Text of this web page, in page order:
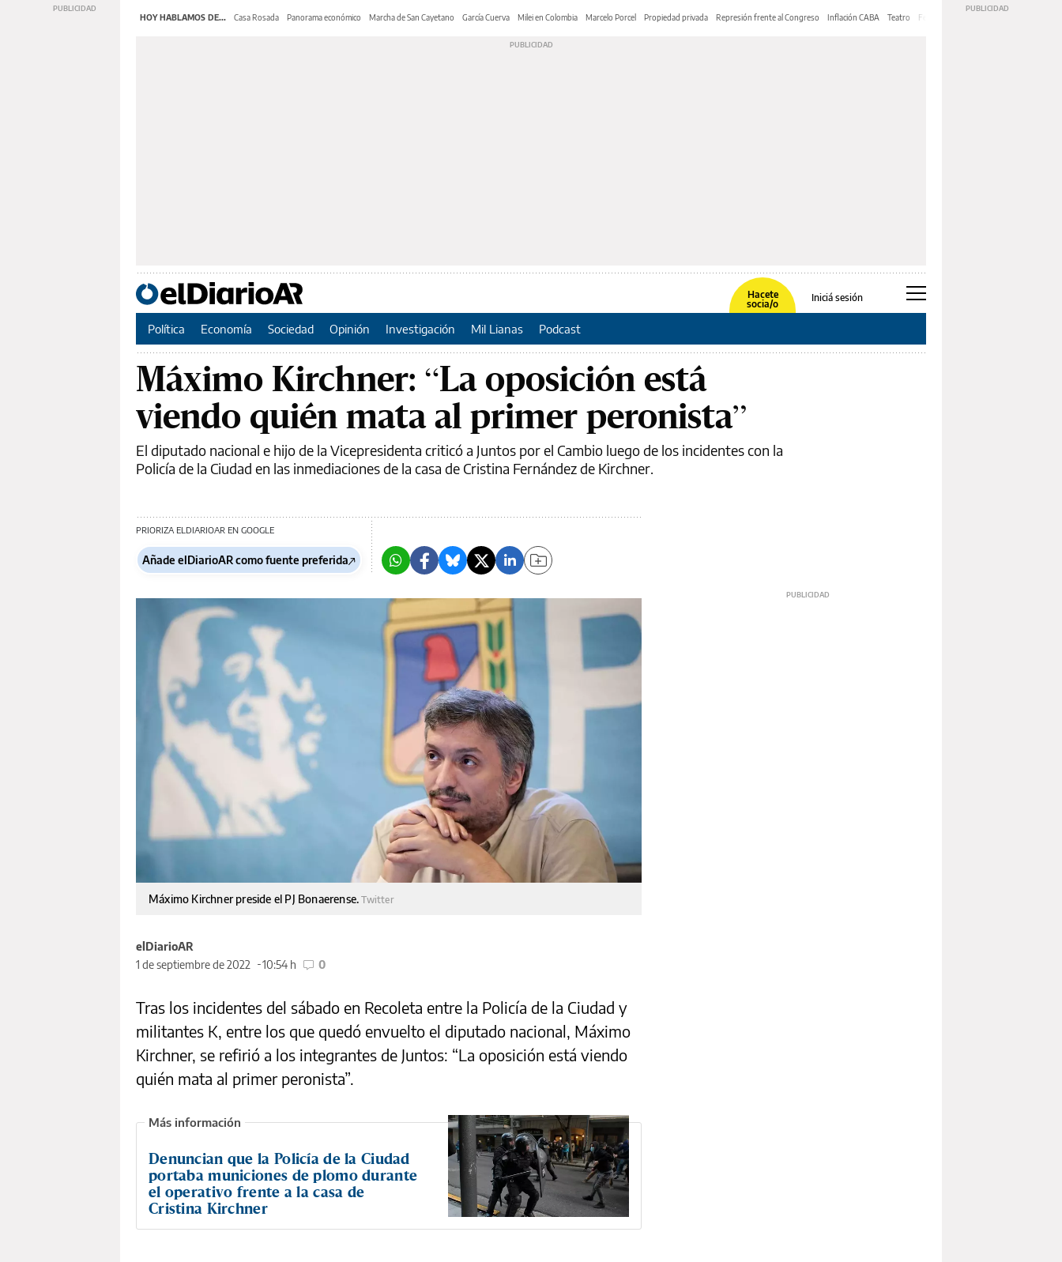
HOY HABLAMOS DE... Casa Rosada Panorama económico Marcha de San Cayetano García Cuerva Milei en Colombia Marcelo Porcel Propiedad privada Represión frente al Congreso Inflación CABA Teatro Feria de Editores
Hacete
socia/o
Iniciá sesión
Política Economía Sociedad Opinión Investigación Mil Lianas Podcast
Máximo Kirchner: “La oposición está
viendo quién mata al primer peronista”
El diputado nacional e hijo de la Vicepresidenta criticó a Juntos por el Cambio luego de los incidentes con la
Policía de la Ciudad en las inmediaciones de la casa de Cristina Fernández de Kirchner.
PRIORIZA ELDIARIOAR EN GOOGLE
Añade elDiarioAR como fuente preferida
Máximo Kirchner preside el PJ Bonaerense.Twitter
elDiarioAR
1 de septiembre de 2022
10:54 h 0
Tras los incidentes del sábado en Recoleta entre la Policía de la Ciudad y
militantes K, entre los que quedó envuelto el diputado nacional, Máximo
Kirchner, se refirió a los integrantes de Juntos: “La oposición está viendo
quién mata al primer peronista”.
Denuncian que la Policía de la Ciudad
portaba municiones de plomo durante
el operativo frente a la casa de
Cristina Kirchner